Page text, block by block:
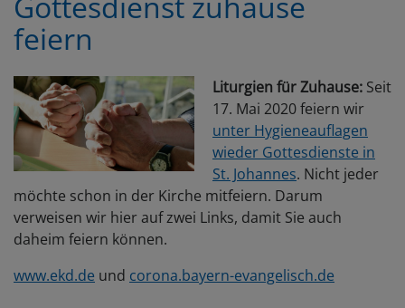
feiern
Liturgien für Zuhause: Seit
17. Mai 2020 feiern wir
unter Hygieneauflagen
wieder Gottesdienste in
St. Johannes. Nicht jeder
möchte schon in der Kirche mitfeiern. Darum
verweisen wir hier auf zwei Links, damit Sie auch
daheim feiern können.
www.ekd.de und corona.bayern-evangelisch.de